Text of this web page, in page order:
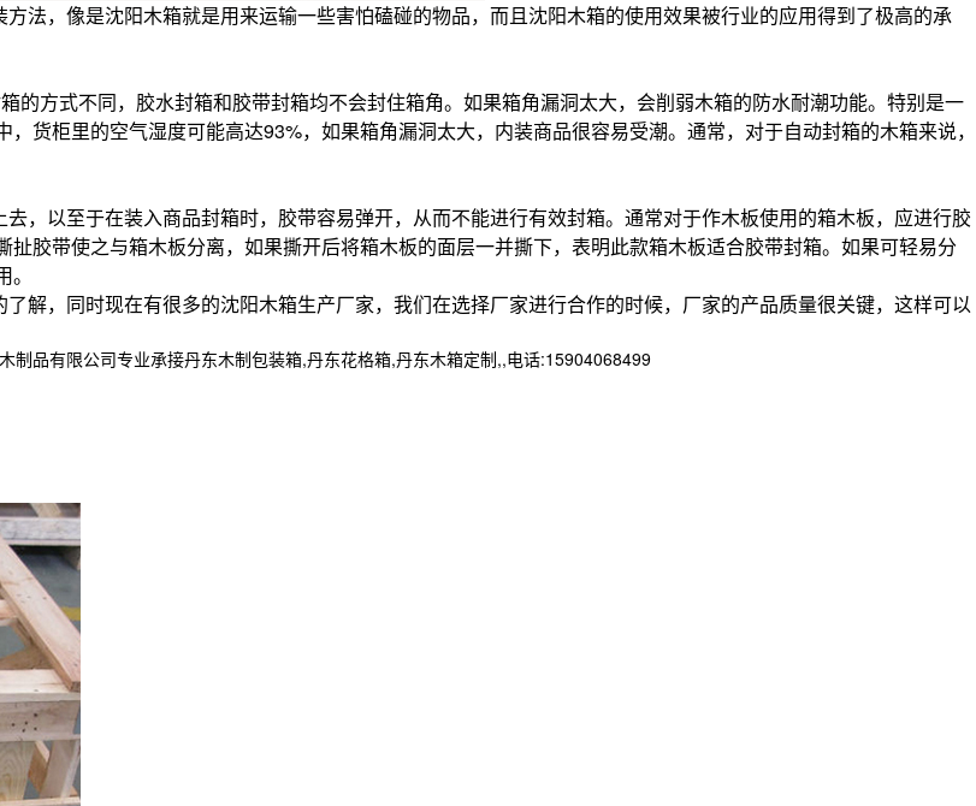
法，像是沈阳木箱就是用来运输一些害怕磕碰的物品，而且沈阳木箱的使用效果被行业的应用得到了极高的承
的方式不同，胶水封箱和胶带封箱均不会封住箱角。如果箱角漏洞太大，会削弱木箱的防水耐潮功能。特别是一
货柜里的空气湿度可能高达93%，如果箱角漏洞太大，内装商品很容易受潮。通常，对于自动封箱的木箱来说，
，以至于在装入商品封箱时，胶带容易弹开，从而不能进行有效封箱。通常对于作木板使用的箱木板，应进行胶
胶带使之与箱木板分离，如果撕开后将箱木板的面层一并撕下，表明此款箱木板适合胶带封箱。如果可轻易分
解，同时现在有很多的沈阳木箱生产厂家，我们在选择厂家进行合作的时候，厂家的产品质量很关键，这样可以
品有限公司专业承接丹东木制包装箱,丹东花格箱,丹东木箱定制,,电话:15904068499